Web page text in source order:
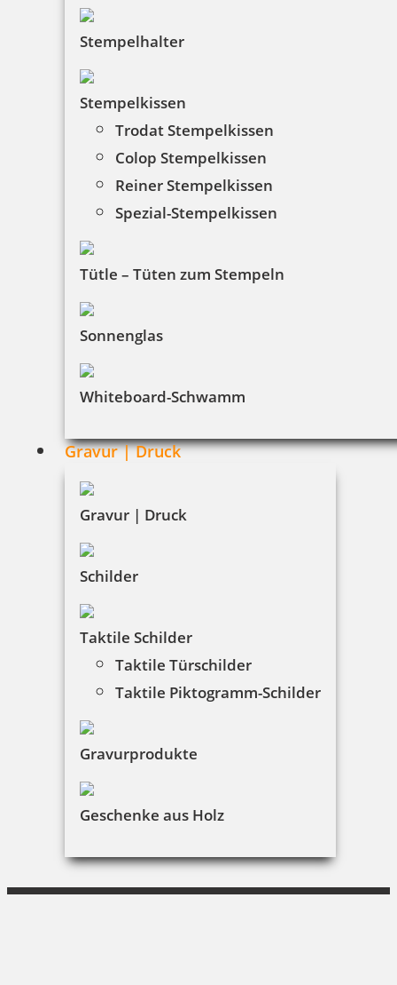
Stempelhalter
Stempelkissen
Trodat Stempelkissen
Colop Stempelkissen
Reiner Stempelkissen
Spezial-Stempelkissen
Tütle – Tüten zum Stempeln
Sonnenglas
Whiteboard-Schwamm
Gravur | Druck
Gravur | Druck
Schilder
Taktile Schilder
Taktile Türschilder
Taktile Piktogramm-Schilder
Gravurprodukte
Geschenke aus Holz
HINWEISE
Versandinformationen
Bestellhinweise
Dateiformate
INFORMATIONEN
Datenschutz
Widerruf
Barrierefreiheit
Vertrag widerrufen
KUNDENBEREICH
Mein Konto
Kundenservice
KONTAKT
UNI Schreibbedarf
089 284420